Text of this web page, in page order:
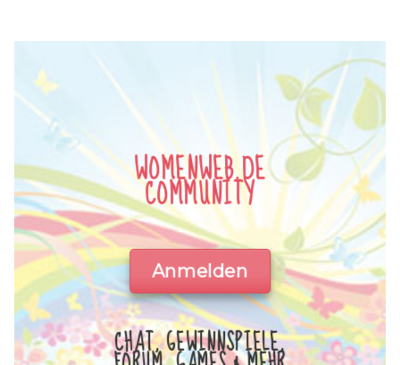
WOMENWEB.DE
COMMUNITY
Anmelden
CHAT, GEWINNSPIELE,